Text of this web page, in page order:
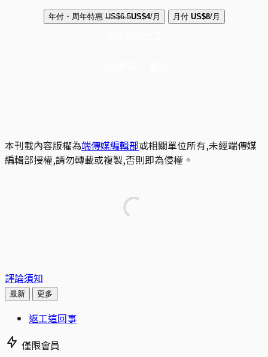
年付・周年特惠 US$6.5US$4/月 月付 US$8/月
本刊載內容版權為端傳媒編輯部或相關單位所有,未經端傳媒
編輯部授權,請勿轉載或複製,否則即為侵權。
評論須知
最新 更多
返工這回事
僅限會員